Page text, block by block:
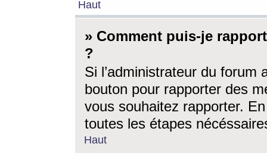
Haut
» Comment puis-je
?
Si l’administrateur du forum
bouton pour rapporter des
vous souhaitez rapporter.
toutes les étapes
Haut